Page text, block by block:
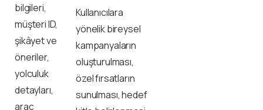
bilgileri,
müşteri ID,
şikâyet ve
öneriler,
yolculuk
detayları,
araç
Kullanıcılara
yönelik bireysel
kampanyaların
oluşturulması,
özel fırsatların
sunulması, hedef